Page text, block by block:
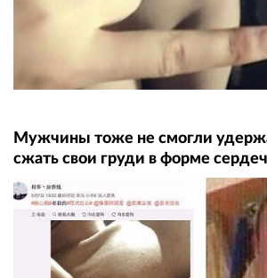
Мужчины тоже не смогли
сжать свои груди в форме